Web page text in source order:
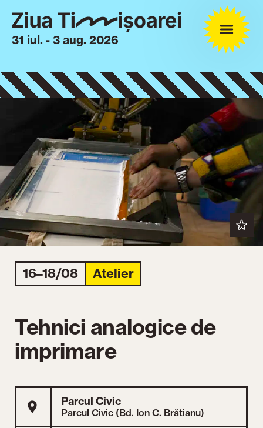
31 iul. - 3 aug. 2026
16–18/08 Atelier
Tehnici analogice de
imprimare
Parcul Civic
Parcul Civic (Bd. Ion C. Brătianu)